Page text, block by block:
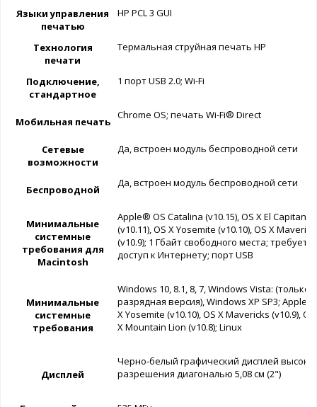
Языки управления
печатью
HP PCL 3 GUI
Технология
печати
Термальная струйная печать HP
Подключение,
стандартное
1 порт USB 2.0; Wi-Fi
Мобильная печать
Chrome OS; печать Wi-Fi® Direct
Сетевые
возможности
Да, встроен модуль беспроводной сети
Беспроводной
Да, встроен модуль беспроводной сети
Минимальные
системные
требования для
Macintosh
Apple® OS Catalina (v10.15), OS X El Capitan
(v10.11), OS X Yosemite (v10.10), OS X
(v10.9); 1 Гбайт свободного места; требуется
доступ к Интернету; порт USB
Минимальные
системные
требования
Windows 10, 8.1, 8, 7, Windows Vista: (только
разрядная версия), Windows XP SP3; Apple
X Yosemite (v10.10), OS X Mavericks (v10.9), OS
X Mountain Lion (v10.8); Linux
Дисплей
Черно-белый графический дисплей
разрешения диагональю 5,08 см (2")